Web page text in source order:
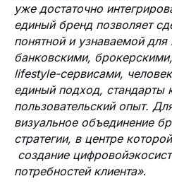
уже достаточно
единый бренд позволяет
понятной и узнаваемой для
банковскими,
lifestyle-сервисами,
единый подход, стандарты
пользовательский опыт.
визуальное объединение
стратегии, в центре
создание
потребностей клиента».
Адрес и контакты
Казахстан, г. Алматы, 050000,
ул.⦁Желтоксан 115, БЦ Кайсар
2⦁этаж